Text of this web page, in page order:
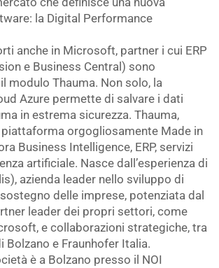
la Digital Performance
anche in Microsoft, partner i cui ERP
e Business Central) sono
modulo Thauma. Non solo, la
Azure permette di salvare i dati
in estrema sicurezza. Thauma,
piattaforma orgogliosamente Made in
Business Intelligence, ERP, servizi
artificiale. Nasce dall’esperienza di
azienda leader nello sviluppo di
delle imprese, potenziata dal
leader dei propri settori, come
e collaborazioni strategiche, tra
Bolzano e Fraunhofer Italia.
è a Bolzano presso il NOI